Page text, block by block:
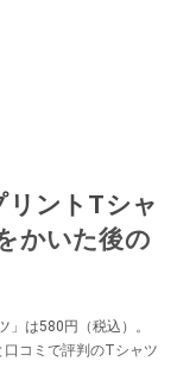
ントTシャ
かいた後の
は580円（税込）。
コミで評判のTシャツ